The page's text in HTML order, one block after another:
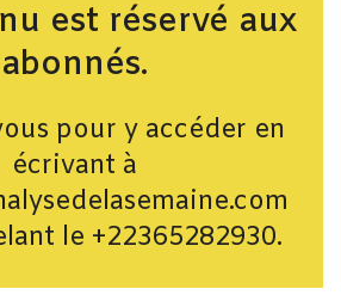
est réservé aux
abonnés.
pour y accéder en
écrivant à
le +22365282930.